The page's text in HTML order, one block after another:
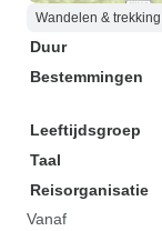
Wandelen & trekking
Duur
Bestemmingen
Leeftijdsgroep
Taal
Reisorganisatie
Vanaf